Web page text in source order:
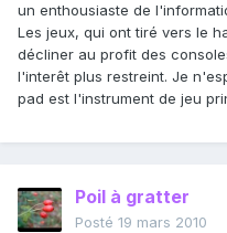
un enthousiaste de
Les jeux, qui ont tiré vers le
décliner au profit des
l'interêt plus restreint. Je
pad est l'instrument de jeu
Poil à gratter
Posté 19 mars 2010